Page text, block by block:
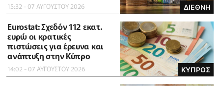
ΔΙΕΘΝΗ
15:32 - 07 ΑΥΓΟΥΣΤΟΥ 2026
ΚΥΠΡΟΣ
Eurostat: Σχεδόν 112 εκατ.
ευρώ οι κρατικές
πιστώσεις για έρευνα και
ανάπτυξη στην Κύπρο
14:02 - 07 ΑΥΓΟΥΣΤΟΥ 2026